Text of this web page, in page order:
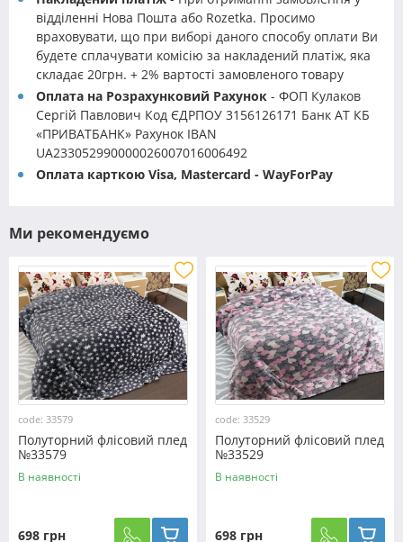
відділенні Нова Пошта або Rozetka. Просимо
враховувати, що при виборі даного способу оплати Ви
будете сплачувати комісію за накладений платіж, яка
складає 20грн. + 2% вартості замовленого товару
Оплата на Розрахунковий Рахунок - ФОП Кулаков
Сергій Павлович Код ЄДРПОУ 3156126171 Банк АТ КБ
«ПРИВАТБАНК» Рахунок IBAN
UA233052990000026007016006492
Оплата карткою Visa, Mastercard - WayForPay
Ми рекомендуємо
code: 33579
Полуторний флісовий плед
№33579
В наявності
698 грн
code: 33529
Полуторний флісовий плед
№33529
В наявності
698 грн